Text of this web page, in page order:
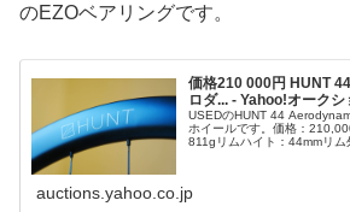
のEZOベアリングです。
価格210 000円 HUNT
ロダ... - Yahoo!オークシ
USEDのHUNT 44
ホイールです。価格：
811gリムハイト：44mmリム
auctions.yahoo.co.jp